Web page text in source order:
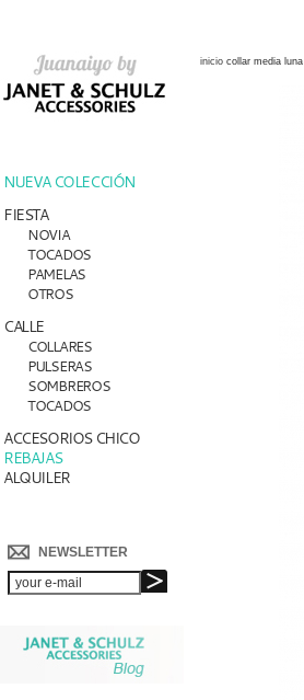
NUEVA COLECCIÓN
FIESTA
NOVIA
TOCADOS
PAMELAS
OTROS
CALLE
COLLARES
PULSERAS
SOMBREROS
TOCADOS
ACCESORIOS CHICO
REBAJAS
ALQUILER
NEWSLETTER
inicio collar media luna